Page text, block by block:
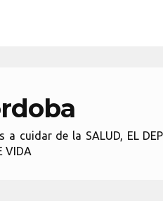
de la SALUD, EL
VIDA